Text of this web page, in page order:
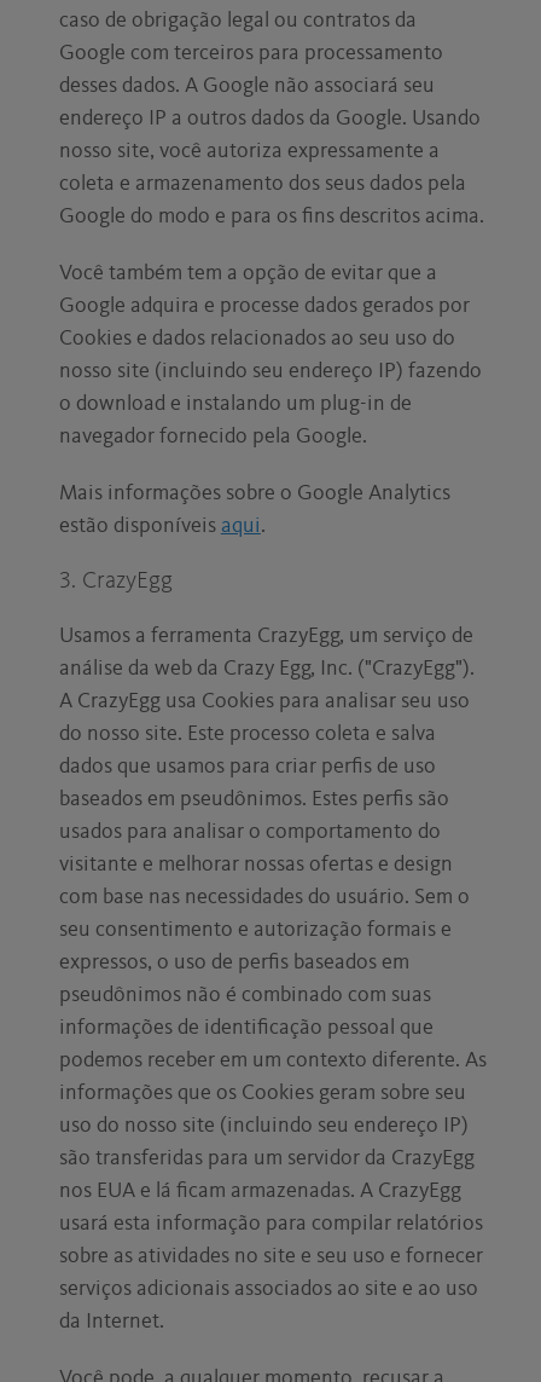
caso de obrigação legal ou contratos da
Google com terceiros para processamento
desses dados. A Google não associará seu
endereço IP a outros dados da Google. Usando
nosso site, você autoriza expressamente a
coleta e armazenamento dos seus dados pela
Google do modo e para os fins descritos acima.
Você também tem a opção de evitar que a
Google adquira e processe dados gerados por
Cookies e dados relacionados ao seu uso do
nosso site (incluindo seu endereço IP) fazendo
o download e instalando um plug-in de
navegador fornecido pela Google.
Mais informações sobre o Google Analytics
estão disponíveis aqui.
3. CrazyEgg
Usamos a ferramenta CrazyEgg, um serviço de
análise da web da Crazy Egg, Inc. ("CrazyEgg").
A CrazyEgg usa Cookies para analisar seu uso
do nosso site. Este processo coleta e salva
dados que usamos para criar perfis de uso
baseados em pseudônimos. Estes perfis são
usados para analisar o comportamento do
visitante e melhorar nossas ofertas e design
com base nas necessidades do usuário. Sem o
seu consentimento e autorização formais e
expressos, o uso de perfis baseados em
pseudônimos não é combinado com suas
informações de identificação pessoal que
podemos receber em um contexto diferente. As
informações que os Cookies geram sobre seu
uso do nosso site (incluindo seu endereço IP)
são transferidas para um servidor da CrazyEgg
nos EUA e lá ficam armazenadas. A CrazyEgg
usará esta informação para compilar relatórios
sobre as atividades no site e seu uso e fornecer
serviços adicionais associados ao site e ao uso
da Internet.